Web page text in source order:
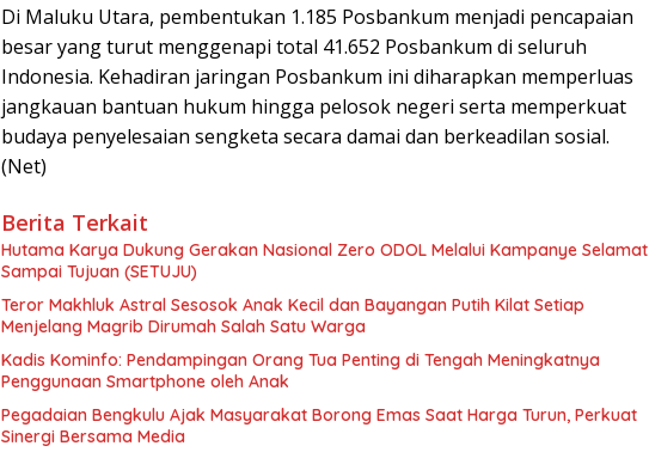
Di Maluku Utara, pembentukan 1.185 Posbankum menjadi pencapaian
besar yang turut menggenapi total 41.652 Posbankum di seluruh
Indonesia. Kehadiran jaringan Posbankum ini diharapkan memperluas
jangkauan bantuan hukum hingga pelosok negeri serta memperkuat
budaya penyelesaian sengketa secara damai dan berkeadilan sosial.
(Net)
Berita Terkait
Hutama Karya Dukung Gerakan Nasional Zero ODOL Melalui Kampanye Selamat
Sampai Tujuan (SETUJU)
Teror Makhluk Astral Sesosok Anak Kecil dan Bayangan Putih Kilat Setiap
Menjelang Magrib Dirumah Salah Satu Warga
Kadis Kominfo: Pendampingan Orang Tua Penting di Tengah Meningkatnya
Penggunaan Smartphone oleh Anak
Pegadaian Bengkulu Ajak Masyarakat Borong Emas Saat Harga Turun, Perkuat
Sinergi Bersama Media